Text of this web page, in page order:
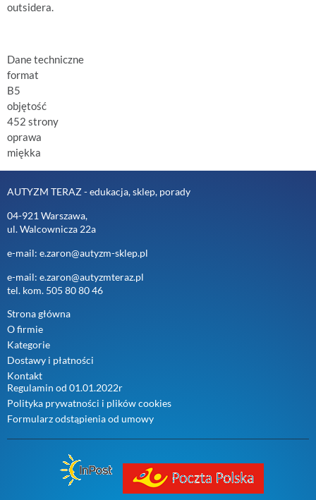
outsidera.
Dane techniczne
format
B5
objętość
452 strony
oprawa
miękka
AUTYZM TERAZ - edukacja, sklep, porady
04-921 Warszawa,
ul. Walcownicza 22a
e-mail: e.zaron@autyzm-sklep.pl
e-mail: e.zaron@autyzmteraz.pl
tel. kom. 505 80 80 46
Strona główna
O firmie
Kategorie
Dostawy i płatności
Kontakt
Regulamin od 01.01.2022r
Polityka prywatności i plików cookies
Formularz odstąpienia od umowy